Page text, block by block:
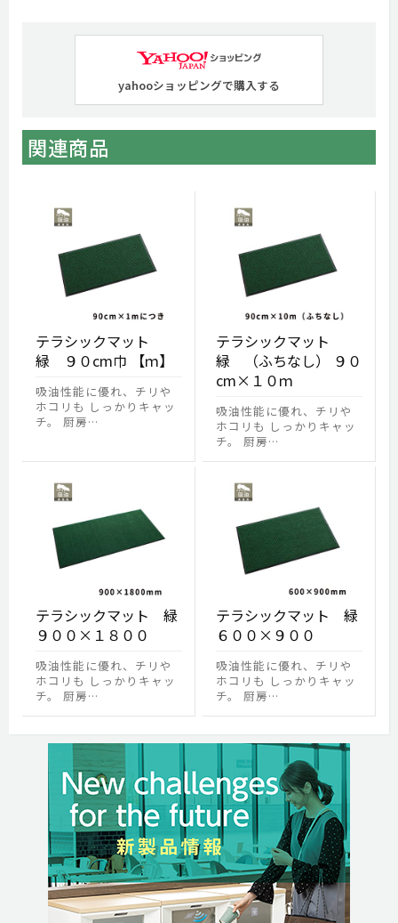
yahooショッピングで購入する
関連商品
テラシックマット
緑 ９０cm巾 【ｍ】
吸油性能に優れ、チリや
ホコリも しっかりキャッ
チ。 厨房…
テラシックマット
緑 （ふちなし） ９０
cm×１０ｍ
吸油性能に優れ、チリや
ホコリも しっかりキャッ
チ。 厨房…
テラシックマット 緑
９００×１８００
吸油性能に優れ、チリや
ホコリも しっかりキャッ
チ。 厨房…
テラシックマット 緑
６００×９００
吸油性能に優れ、チリや
ホコリも しっかりキャッ
チ。 厨房…